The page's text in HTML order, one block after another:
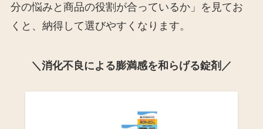
分の悩みと商品の役割が合っているか」を見てお
くと、納得して選びやすくなります。
＼消化不良による膨満感を和らげる錠剤／